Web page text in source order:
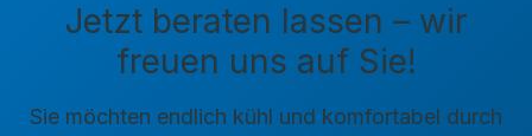
Jetzt beraten lassen – wir
freuen uns auf Sie!
Sie möchten endlich kühl und komfortabel durch